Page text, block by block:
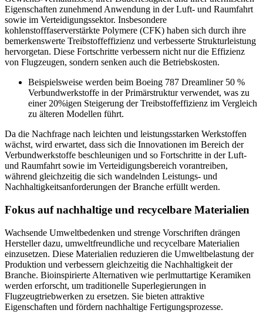
Eigenschaften zunehmend Anwendung in der Luft- und Raumfahrt
sowie im Verteidigungssektor. Insbesondere
kohlenstofffaserverstärkte Polymere (CFK) haben sich durch ihre
bemerkenswerte Treibstoffeffizienz und verbesserte Strukturleistung
hervorgetan. Diese Fortschritte verbessern nicht nur die Effizienz
von Flugzeugen, sondern senken auch die Betriebskosten.
Beispielsweise werden beim Boeing 787 Dreamliner 50 %
Verbundwerkstoffe in der Primärstruktur verwendet, was zu
einer 20%igen Steigerung der Treibstoffeffizienz im Vergleich
zu älteren Modellen führt.
Da die Nachfrage nach leichten und leistungsstarken Werkstoffen
wächst, wird erwartet, dass sich die Innovationen im Bereich der
Verbundwerkstoffe beschleunigen und so Fortschritte in der Luft-
und Raumfahrt sowie im Verteidigungsbereich vorantreiben,
während gleichzeitig die sich wandelnden Leistungs- und
Nachhaltigkeitsanforderungen der Branche erfüllt werden.
Fokus auf nachhaltige und recycelbare Materialien
Wachsende Umweltbedenken und strenge Vorschriften drängen
Hersteller dazu, umweltfreundliche und recycelbare Materialien
einzusetzen. Diese Materialien reduzieren die Umweltbelastung der
Produktion und verbessern gleichzeitig die Nachhaltigkeit der
Branche. Bioinspirierte Alternativen wie perlmuttartige Keramiken
werden erforscht, um traditionelle Superlegierungen in
Flugzeugtriebwerken zu ersetzen. Sie bieten attraktive
Eigenschaften und fördern nachhaltige Fertigungsprozesse.